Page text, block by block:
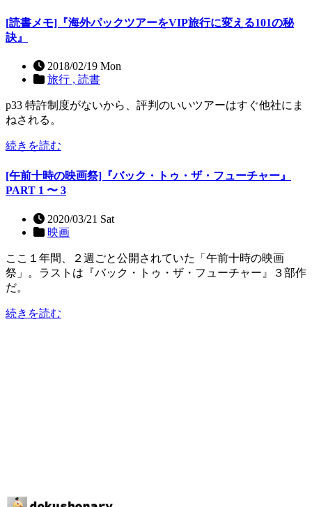
[読書メモ]『海外パックツアーをVIP旅行に変える101の秘
訣』
2018/02/19 Mon
旅行 , 読書
p33 特許制度がないから、評判のいいツアーはすぐ他社にま
ねされる。
続きを読む
[午前十時の映画祭]『バック・トゥ・ザ・フューチャー』
PART 1 〜 3
2020/03/21 Sat
映画
ここ１年間、２週ごと公開されていた「午前十時の映画
祭」。ラストは『バック・トゥ・ザ・フューチャー』３部作
だ。
続きを読む